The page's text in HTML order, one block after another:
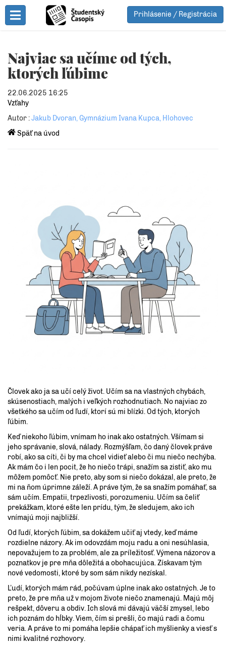
Toggle Menu
Prihlásenie / Registrácia
Najviac sa učíme od tých,
ktorých ľúbime
22.06.2025 16:25
Vzťahy
Autor :Jakub Dvoran, Gymnázium Ivana Kupca, Hlohovec
Späť na úvod
Človek ako ja sa učí celý život. Učím sa na vlastných chybách,
skúsenostiach, malých i veľkých rozhodnutiach. No najviac zo
všetkého sa učím od ľudí, ktorí sú mi blízki. Od tých, ktorých
ľúbim.
Keď niekoho ľúbim, vnímam ho inak ako ostatných. Všímam si
jeho správanie, slová, nálady. Rozmýšľam, čo daný človek práve
robí, ako sa cíti, či by ma chcel vidieť alebo či mu niečo nechýba.
Ak mám čo i len pocit, že ho niečo trápi, snažím sa zistiť, ako mu
môžem pomôcť. Nie preto, aby som si niečo dokázal, ale preto, že
mi na ňom úprimne záleží. A práve tým, že sa snažím pomáhať, sa
sám učím. Empatii, trpezlivosti, porozumeniu. Učím sa čeliť
prekážkam, ktoré ešte len prídu, tým, že sledujem, ako ich
vnímajú moji najbližší.
Od ľudí, ktorých ľúbim, sa dokážem učiť aj vtedy, keď máme
rozdielne názory. Ak im odovzdám moju radu a oni nesúhlasia,
nepovažujem to za problém, ale za príležitosť. Výmena názorov a
poznatkov je pre mňa dôležitá a obohacujúca. Získavam tým
nové vedomosti, ktoré by som sám nikdy nezískal.
Ľudí, ktorých mám rád, počúvam úplne inak ako ostatných. Je to
preto, že pre mňa už v mojom živote niečo znamenajú. Majú môj
rešpekt, dôveru a obdiv. Ich slová mi dávajú väčší zmysel, lebo
ich poznám do hĺbky. Viem, čím si prešli, čo majú radi a čomu
veria. A práve to mi pomáha lepšie chápať ich myšlienky a viesť s
nimi kvalitné rozhovory.